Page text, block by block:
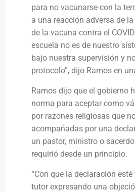
para no vacunarse con la
a una reacción adversa de
de la vacuna contra el
escuela no es de nuestro
bajo nuestra supervisión y
protocolo”, dijo Ramos en
Ramos dijo que el gobierno
norma para aceptar como
por razones religiosas que
acompañadas por una
un pastor, ministro o
requirió desde un principio.
“Con que la declaración
tutor expresando una